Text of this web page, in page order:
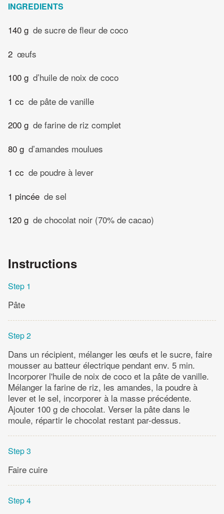
INGREDIENTS
140 g de sucre de fleur de coco
2 œufs
100 g d’huile de noix de coco
1 cc de pâte de vanille
200 g de farine de riz complet
80 g d’amandes moulues
1 cc de poudre à lever
1 pincée de sel
120 g de chocolat noir (70% de cacao)
Instructions
Step 1
Pâte
Step 2
Dans un récipient, mélanger les œufs et le sucre, faire
mousser au batteur électrique pendant env. 5 min.
Incorporer l'huile de noix de coco et la pâte de vanille.
Mélanger la farine de riz, les amandes, la poudre à
lever et le sel, incorporer à la masse précédente.
Ajouter 100 g de chocolat. Verser la pâte dans le
moule, répartir le chocolat restant par-dessus.
Step 3
Faire cuire
Step 4